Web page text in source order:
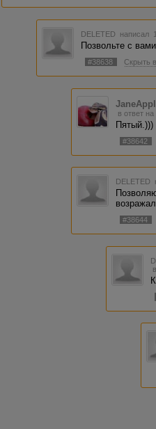
DELETED написал
Позвольте с
#38638 Скрыть
в ответ
Пятый.)))
#38642
DELETED
#38644